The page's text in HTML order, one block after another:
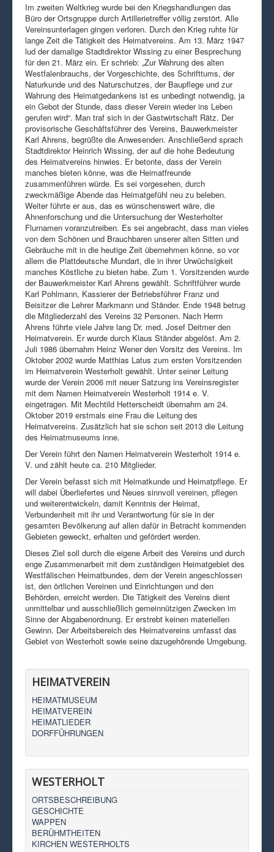
Im zweiten Weltkrieg wurde bei den Kriegshandlungen das
Büro der Ortsgruppe durch Artillerietreffer völlig zerstört. Alle
Vereinsunterlagen gingen verloren. Durch den Krieg ruhte für
lange Zeit die Tätigkeit des Heimatvereins. Am 13. März 1947
lud der damalige Stadtdirektor Wissing zu einer Besprechung
für den 21. März ein. Er schrieb: „Zur Wahrung des alten
Westfalenbrauchs, der Vorgeschichte, des Schrifttums, der
Naturkunde und des Naturschutzes, der Baupflege und zur
Wahrung des Heimatgedankens ist es unbedingt notwendig, ja
ein Gebot der Stunde, dass dieser Verein wieder ins Leben
gerufen wird“. Man traf sich in der Gastwirtschaft Rätz. Der
provisorische Geschäftsführer des Vereins, Bauwerkmeister
Karl Ahrens, begrüßte die Anwesenden. Anschließend sprach
Stadtdirektor Heinrich Wissing, der auf die hohe Bedeutung
des Heimatvereins hinwies. Er betonte, dass der Verein
manches bieten könne, was die Heimatfreunde
zusammenführen würde. Es sei vorgesehen, durch
zweckmäßige Abende das Heimatgefühl neu zu beleben.
Weiter führte er aus, das es wünschenswert wäre, die
Ahnenforschung und die Untersuchung der Westerholter
Flurnamen voranzutreiben. Es sei angebracht, dass man vieles
von dem Schönen und Brauchbaren unserer alten Sitten und
Gebräuche mit in die heutige Zeit übernehmen könne, so vor
allem die Plattdeutsche Mundart, die in ihrer Urwüchsigkeit
manches Köstliche zu bieten habe. Zum 1. Vorsitzenden wurde
der Bauwerkmeister Karl Ahrens gewählt. Schriftführer wurde
Karl Pohlmann, Kassierer der Betriebsführer Franz und
Beisitzer die Lehrer Markmann und Ständer. Ende 1948 betrug
die Mitgliederzahl des Vereins 32 Personen. Nach Herrn
Ahrens führte viele Jahre lang Dr. med. Josef Deitmer den
Heimatverein. Er wurde durch Klaus Ständer abgelöst. Am 2.
Juli 1986 übernahm Heinz Wener den Vorsitz des Vereins. Im
Oktober 2002 wurde Matthias Latus zum ersten Vorsitzenden
im Heimatverein Westerholt gewählt. Unter seiner Leitung
wurde der Verein 2006 mit neuer Satzung ins Vereinsregister
mit dem Namen Heimatverein Westerholt 1914 e. V.
eingetragen. Mit Mechtild Hetterscheidt übernahm am 24.
Oktober 2019 erstmals eine Frau die Leitung des
Heimatvereins. Zusätzlich hat sie schon seit 2013 die Leitung
des Heimatmuseums inne.
Der Verein führt den Namen Heimatverein Westerholt 1914 e.
V. und zählt heute ca. 210 Mitglieder.
Der Verein befasst sich mit Heimatkunde und Heimatpflege. Er
will dabei Überliefertes und Neues sinnvoll vereinen, pflegen
und weiterentwickeln, damit Kenntnis der Heimat,
Verbundenheit mit ihr und Verantwortung für sie in der
gesamten Bevölkerung auf allen dafür in Betracht kommenden
Gebieten geweckt, erhalten und gefördert werden.
Dieses Ziel soll durch die eigene Arbeit des Vereins und durch
enge Zusammenarbeit mit dem zuständigen Heimatgebiet des
Westfälischen Heimatbundes, dem der Verein angeschlossen
ist, den örtlichen Vereinen und Einrichtungen und den
Behörden, erreicht werden. Die Tätigkeit des Vereins dient
unmittelbar und ausschließlich gemeinnützigen Zwecken im
Sinne der Abgabenordnung. Er erstrebt keinen materiellen
Gewinn. Der Arbeitsbereich des Heimatvereins umfasst das
Gebiet von Westerholt sowie seine dazugehörende Umgebung.
HEIMATVEREIN
HEIMATMUSEUM
HEIMATVEREIN
HEIMATLIEDER
DORFFÜHRUNGEN
WESTERHOLT
ORTSBESCHREIBUNG
GESCHICHTE
WAPPEN
BERÜHMTHEITEN
KIRCHEN WESTERHOLTS